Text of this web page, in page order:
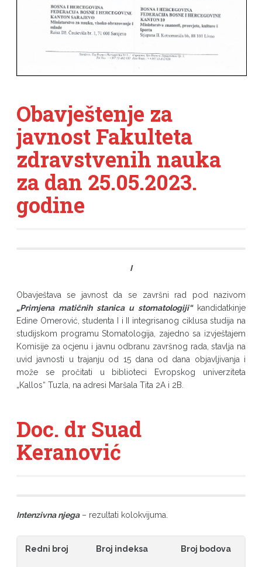
Obavještenje za
javnost Fakulteta
zdravstvenih nauka
za dan 25.05.2023.
godine
I
Obavještava se javnost da se završni rad pod nazivom
„Primjena matičnih stanica u stomatologiji“kandidatkinje
Edine Omerović, studenta I i II integrisanog ciklusa studija na
studijskom programu Stomatologija, zajedno sa izvještajem
Komisije za ocjenu i javnu odbranu završnog rada, stavlja na
uvid javnosti u trajanju od 15 dana od dana objavljivanja i
može se pročitati u biblioteci Evropskog univerziteta
„Kallos“ Tuzla, na adresi Maršala Tita 2A i 2B.
Doc. dr Suad
Keranović
Intenzivna njega– rezultati kolokvijuma.
Redni broj Broj indeksa Broj bodova